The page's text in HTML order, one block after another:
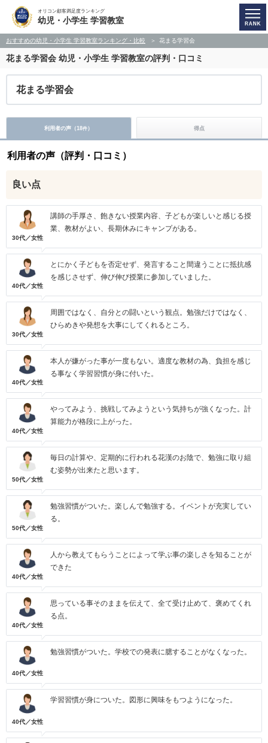
オリコン顧客満足度ランキング
幼児・小学生 学習教室
おすすめの幼児・小学生 学習教室ランキング・比較 花まる学習会
花まる学習会 幼児・小学生 学習教室の評判・口コミ
花まる学習会
利用者の声（18件） 得点
利用者の声（評判・口コミ）
良い点
30代／女性
講師の手厚さ、飽きない授業内容、子どもが楽しいと感じる授
業、教材がよい、長期休みにキャンプがある。
40代／女性
とにかく子どもを否定せず、発言すること間違うことに抵抗感
を感じさせず、伸び伸び授業に参加していました。
30代／女性
周囲ではなく、自分との闘いという観点。勉強だけではなく、
ひらめきや発想を大事にしてくれるところ。
40代／女性
本人が嫌がった事が一度もない。適度な教材の為、負担を感じ
る事なく学習習慣が身に付いた。
40代／女性
やってみよう、挑戦してみようという気持ちが強くなった。計
算能力が格段に上がった。
50代／女性
毎日の計算や、定期的に行われる花漢のお陰で、勉強に取り組
む姿勢が出来たと思います。
50代／女性
勉強習慣がついた。楽しんで勉強する。イベントが充実してい
る。
40代／女性
人から教えてもらうことによって学ぶ事の楽しさを知ることが
できた
40代／女性
思っている事そのままを伝えて、全て受け止めて、褒めてくれ
る点。
40代／女性
勉強習慣がついた。学校での発表に臆することがなくなった。
40代／女性
学習習慣が身についた。図形に興味をもつようになった。